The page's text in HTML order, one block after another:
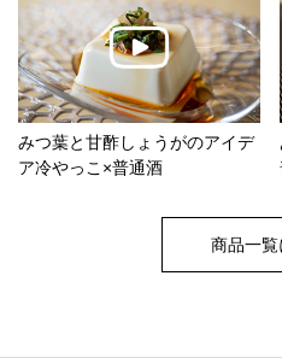
みつ葉と甘酢しょうがのアイデ
ア冷やっこ×普通酒
商品一覧